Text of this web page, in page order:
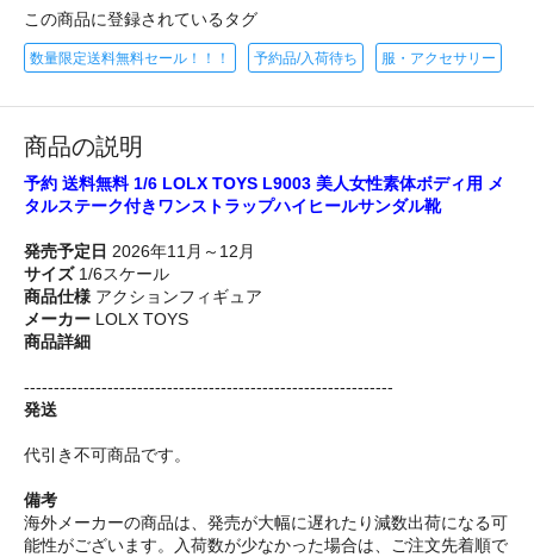
この商品に登録されているタグ
数量限定送料無料セール！！！ 予約品/入荷待ち 服・アクセサリー
商品の説明
予約 送料無料 1/6 LOLX TOYS L9003 美人女性素体ボディ用 メ
タルステーク付きワンストラップハイヒールサンダル靴
発売予定日 2026年11月～12月
サイズ1/6スケール
商品仕様 アクションフィギュア
メーカー LOLX TOYS
商品詳細
--------------------------------------------------------------
発送
代引き不可商品です。
備考
海外メーカーの商品は、発売が大幅に遅れたり減数出荷になる可
能性がございます。入荷数が少なかった場合は、ご注文先着順で